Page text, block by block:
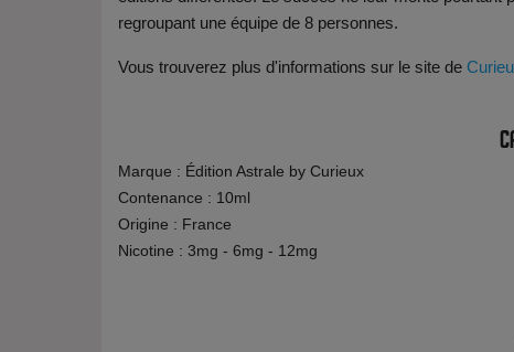
regroupant une équipe de 8 personnes.
Vous trouverez plus d'informations sur le site de
Marque : Édition Astrale by Curieux
Contenance : 10ml
Origine : France
Nicotine : 3mg - 6mg - 12mg